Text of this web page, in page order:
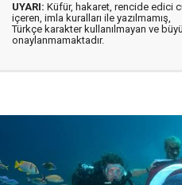
UYARI: Küfür, hakaret, rencide edici
içeren, imla kuralları ile yazılmamış,
Türkçe karakter kullanılmayan ve
onaylanmamaktadır.